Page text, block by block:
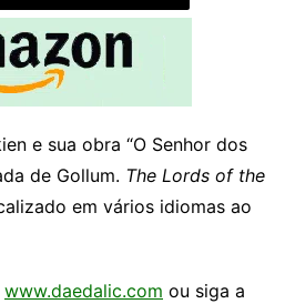
e sua obra “O Senhor dos
de Gollum. The Lords of the
em vários idiomas ao
www.daedalic.com ou siga a